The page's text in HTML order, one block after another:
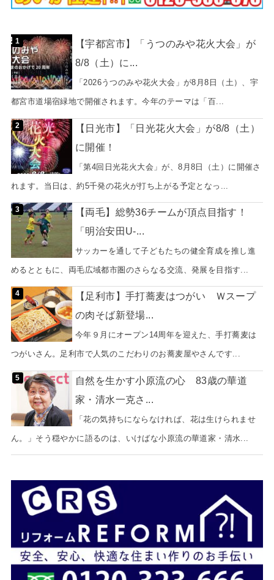
【宇都宮市】「うつのみや花火大会」が
8/8（土）に...
「2026うつのみや花火大会」が8月8日（土）、宇
都宮市道場宿緑地で開催されます。今年のテーマは「百...
【日光市】「日光花火大会」が8/8（土）
に開催！
「第4回日光花火大会」が、8月8日（土）に開催さ
れます。当日は、約5千発の花火が打ち上がる予定となっ...
【両毛】総勢36チームが頂点目指す！
「明治安田U-...
サッカーを通して子どもたちの健全育成を推し進
めるとともに、両毛広域都市圏のさらなる交流、発展を目指す...
【足利市】手打蕎麦はつがい Ｗスープ
の肉そば新登場...
今年９月にオープン14周年を迎えた、手打蕎麦は
つがいさん。足利市で人気のこだわりのお蕎麦屋やさんです...
自然を生かす小原流の心 83歳の華道
家・清水一克さ...
「花の気持ちにならなければ、花は生けられませ
ん。」そう穏やかに語るのは、いけばな小原流の華道家・清水...